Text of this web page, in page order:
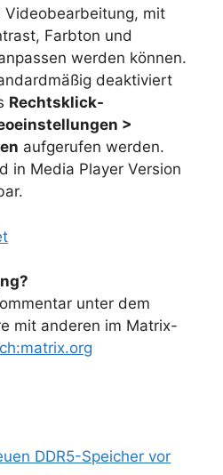
Videobearbeitung, mit
Farbton und
werden können.
deaktiviert
Rechtsklick-
>
aufgerufen werden.
in Media Player Version
unter dem
mit anderen im Matrix-
DDR5-Speicher vor